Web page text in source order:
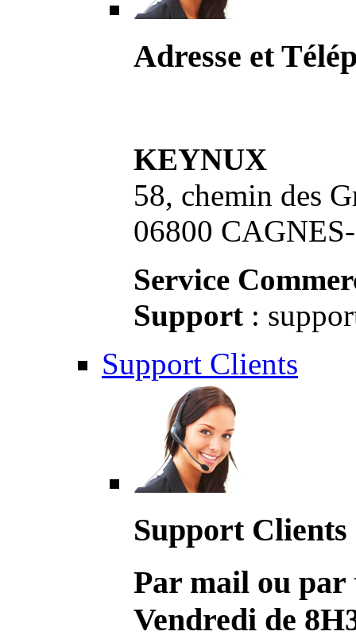
Adresse et
KEYNUX
58, chemin des
06800
Service
Support :
Support Clients
Support Clients
Par mail ou par
Vendredi de